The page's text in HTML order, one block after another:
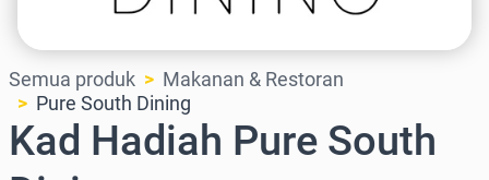
Semua produk
Makanan & Restoran
Pure South Dining
Kad Hadiah Pure South